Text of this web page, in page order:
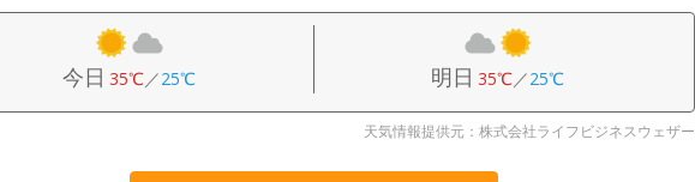
今日 35℃／25℃ 明日 35℃／25℃
天気情報提供元：株式会社ライフビジネスウェザー